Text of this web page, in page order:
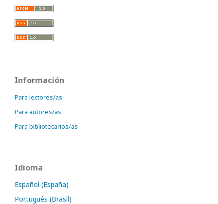
Información
Para lectores/as
Para autores/as
Para bibliotecarios/as
Idioma
Español (España)
Português (Brasil)